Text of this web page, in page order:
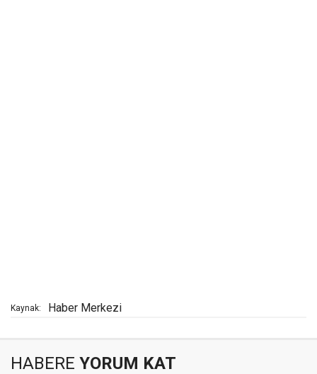
Kaynak: Haber Merkezi
HABERE YORUM KAT